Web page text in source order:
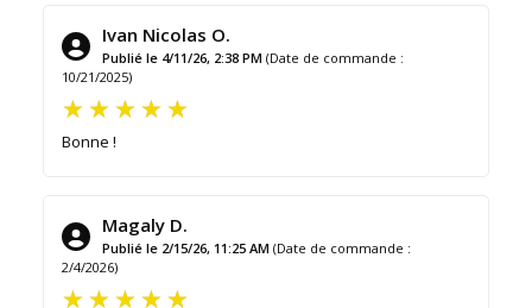
Ivan Nicolas O.
Publié le 4/11/26, 2:38 PM (Date de commande :
10/21/2025)
Bonne !
Magaly D.
Publié le 2/15/26, 11:25 AM (Date de commande :
2/4/2026)